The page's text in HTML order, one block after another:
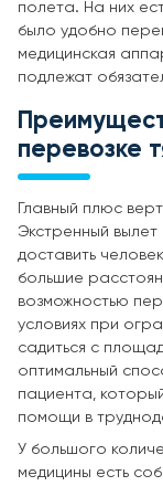
полета. На них
было удобно
медицинская
подлежат
перевозке
Главный плюс
Экстренный вылет
доставить
большие
возможностью
условиях при
садиться с
оптимальный
пациента,
помощи в
У большого
медицины есть